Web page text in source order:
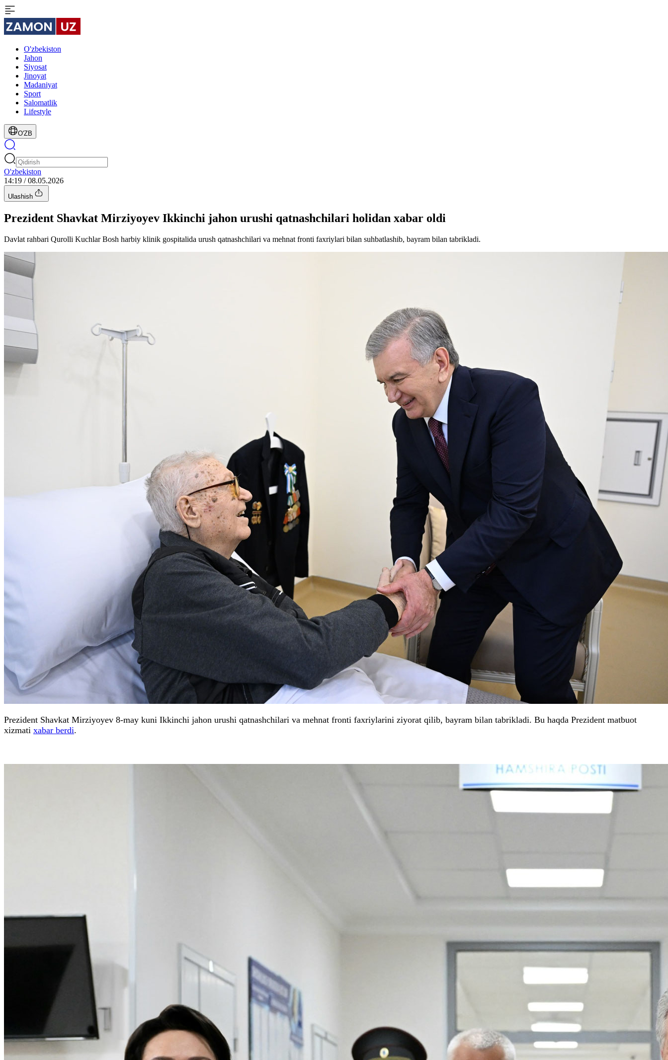
O'zbekiston
Jahon
Siyosat
Jinoyat
Madaniyat
Sport
Salomatlik
Lifestyle
O'ZB
O'zbekiston
14:19 / 08.05.2026
Ulashish
Prezident Shavkat Mirziyoyev Ikkinchi jahon urushi qatnashchilari holidan xabar oldi
Davlat rahbari Qurolli Kuchlar Bosh harbiy klinik gospitalida urush qatnashchilari va mehnat fronti faxriylari bilan suhbatlashib, bayram bilan tabrikladi.
Prezident Shavkat Mirziyoyev 8-may kuni Ikkinchi jahon urushi qatnashchilari va mehnat fronti faxriylarini ziyorat qilib, bayram bilan tabrikladi. Bu haqda Prezident matbuot
xizmati xabar berdi.